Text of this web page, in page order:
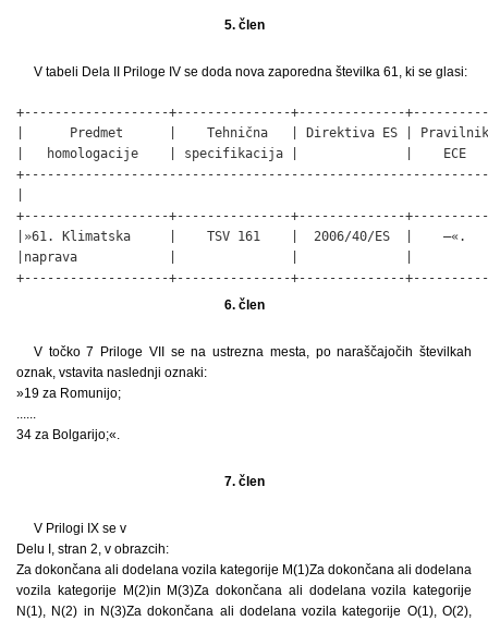
5. člen
V tabeli Dela II Priloge IV se doda nova zaporedna številka 61, ki se glasi:
+-------------------+---------------+--------------
|      Predmet      |    Tehnična   | Direktiva ES |
|   homologacije    | specifikacija |              |    ECE
+-------------------+---------------+--------------
|»61. Klimatska     |    TSV 161    |  2006/40/ES  |    –«.
|naprava            |               |              |
+-------------------+---------------+--------------
6. člen
V točko 7 Priloge VII se na ustrezna mesta, po naraščajočih številkah
oznak, vstavita naslednji oznaki:
»19 za Romunijo;
34 za Bolgarijo;«.
7. člen
V Prilogi IX se v
Delu I, stran 2, v obrazcih:
Za dokončana ali dodelana vozila kategorije M(1)Za dokončana ali dodelana
vozila kategorije M(2)in M(3)Za dokončana ali dodelana vozila kategorije
N(1), N(2) in N(3)Za dokončana ali dodelana vozila kategorije O(1), O(2),